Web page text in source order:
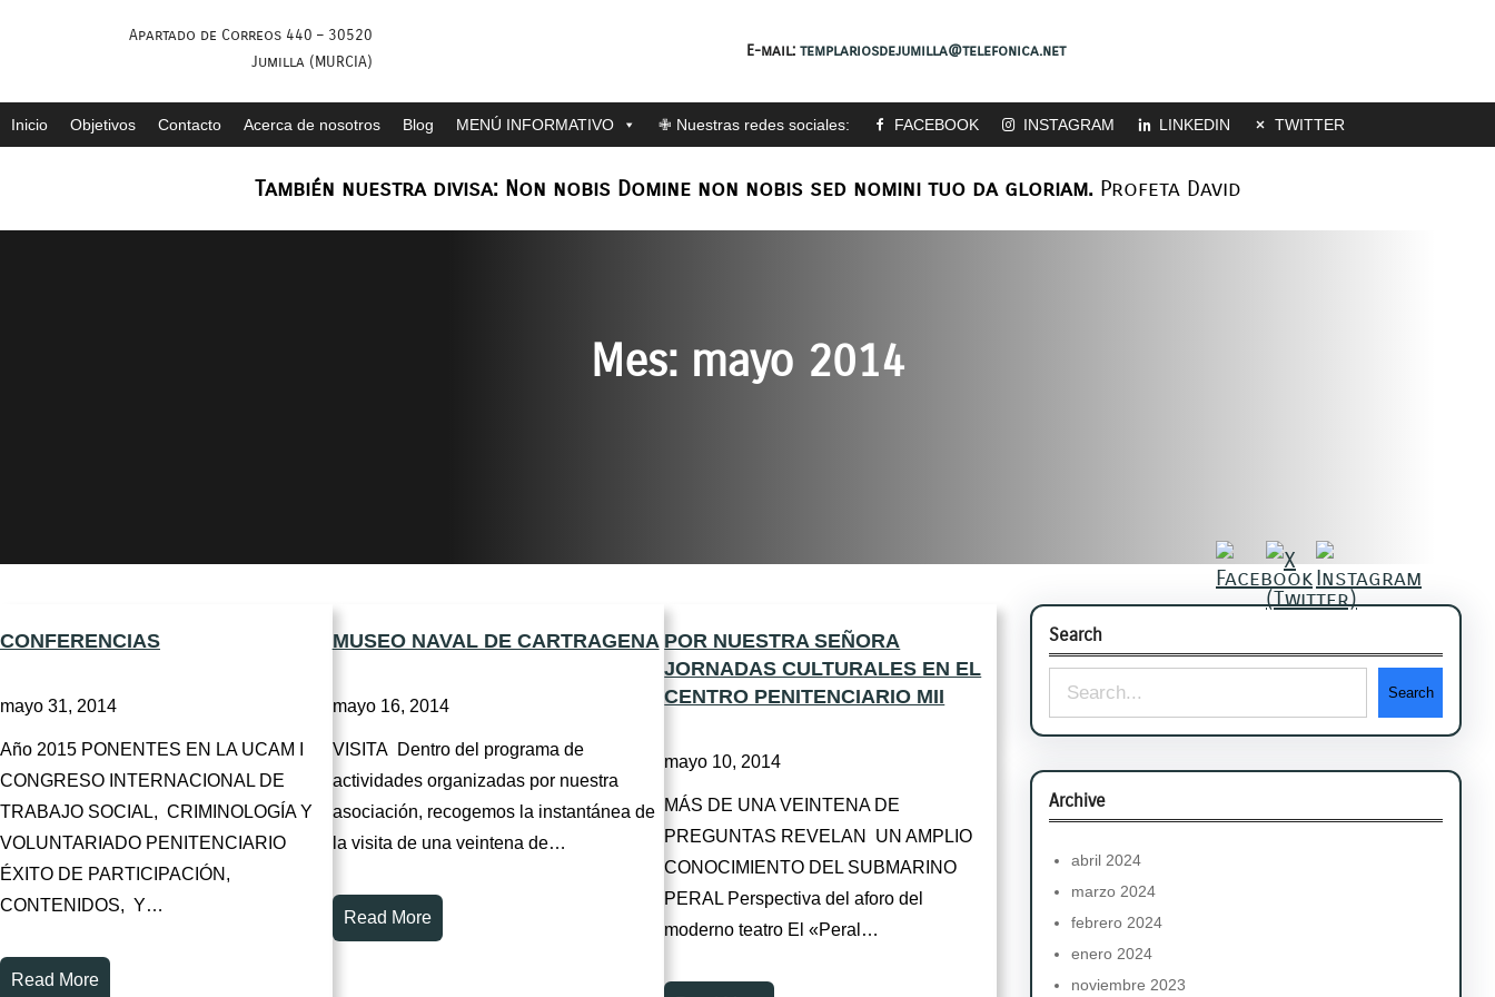
contenido
Apartado de Correos 440 – 30520
Jumilla (MURCIA)
E-mail: templariosdejumilla@telefonica.net
Inicio Objetivos Contacto Acerca de nosotros Blog MENÚ INFORMATIVO ✙ Nuestras redes sociales: FACEBOOK INSTAGRAM LINKEDIN TWITTER
También nuestra divisa: Non nobis Domine non nobis sed nomini tuo da gloriam.Profeta David
Mes: mayo 2014
CONFERENCIAS
mayo 31, 2014
Año 2015 PONENTES EN LA UCAM I
CONGRESO INTERNACIONAL DE
TRABAJO SOCIAL, CRIMINOLOGÍA Y
VOLUNTARIADO PENITENCIARIO
ÉXITO DE PARTICIPACIÓN,
CONTENIDOS, Y…
Read More
MUSEO NAVAL DE CARTRAGENA
mayo 16, 2014
VISITA Dentro del programa de
actividades organizadas por nuestra
asociación, recogemos la instantánea de
la visita de una veintena de…
Read More
POR NUESTRA SEÑORA
JORNADAS CULTURALES EN EL
CENTRO PENITENCIARIO MII
mayo 10, 2014
MÁS DE UNA VEINTENA DE
PREGUNTAS REVELAN UN AMPLIO
CONOCIMIENTO DEL SUBMARINO
PERAL Perspectiva del aforo del
moderno teatro El «Peral…
Search
e
a
r
Search
Archive
abril 2024
marzo 2024
febrero 2024
enero 2024
noviembre 2023